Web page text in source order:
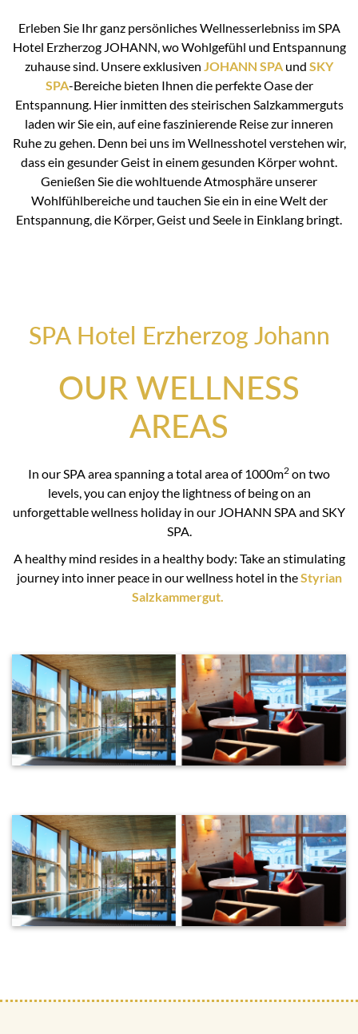
Erleben Sie Ihr ganz persönliches Wellnesserlebniss im SPA
Hotel Erzherzog JOHANN, wo Wohlgefühl und Entspannung
zuhause sind. Unsere exklusiven JOHANN SPA und SKY
SPA-Bereiche bieten Ihnen die perfekte Oase der
Entspannung. Hier inmitten des steirischen Salzkammerguts
laden wir Sie ein, auf eine faszinierende Reise zur inneren
Ruhe zu gehen. Denn bei uns im Wellnesshotel verstehen wir,
dass ein gesunder Geist in einem gesunden Körper wohnt.
Genießen Sie die wohltuende Atmosphäre unserer
Wohlfühlbereiche und tauchen Sie ein in eine Welt der
Entspannung, die Körper, Geist und Seele in Einklang bringt.
SPA Hotel Erzherzog Johann
OUR WELLNESS
AREAS
In our SPA area spanning a total area of 1000m2 on two
levels, you can enjoy the lightness of being on an
unforgettable wellness holiday in our JOHANN SPA and SKY
SPA.
A healthy mind resides in a healthy body: Take an stimulating
journey into inner peace in our wellness hotel in theStyrian
Salzkammergut.